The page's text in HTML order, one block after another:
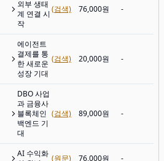
외부 생태
계 연결 시
작
(검색) 76,000원 -
에이전트
결제를 통
한 새로운
성장 기대
(검색) 20,000원 -
DBO 사업
과 금융사
블록체인
백엔드 기
대
(검색) 89,000원 -
AI 수익화 (원문) 76,000원 -